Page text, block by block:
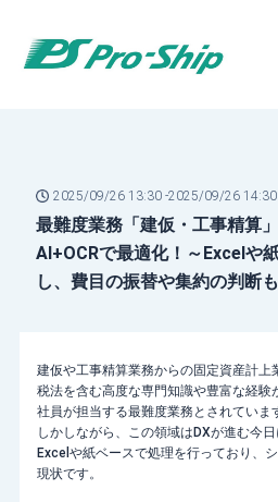
2025/09/26 13:30 -2025/09/26 14:30
最難度業務「建仮・工事精算
AI+OCRで最適化！～Excelや
し、費目の振替や集約の判断
建仮や工事精算業務からの固定資産計上
税法を含む高度な専門知識や豊富な経験
社員が担当する最難度業務とされていま
しかしながら、この領域はDXが進む今
Excelや紙ベースで処理を行っており、
現状です。